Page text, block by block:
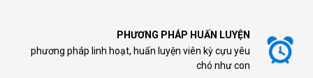
PHƯƠNG PHÁP HUẤN LUYỆN
phương pháp linh hoạt, huấn luyện viên kỳ cựu yêu
chó như con